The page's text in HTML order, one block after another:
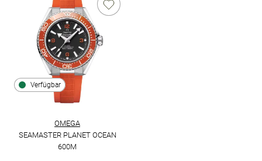
Verfügbar
OMEGA
SEAMASTER PLANET OCEAN
600M